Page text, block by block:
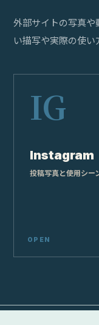
外部サイトの写真や
い描写や実際の使い
Instagram
投稿写真と使用シー